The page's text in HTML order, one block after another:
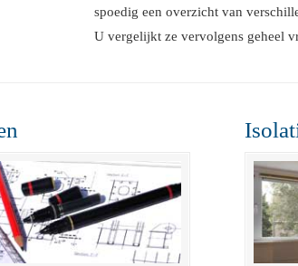
spoedig een overzicht van
U vergelijkt ze vervolgens geheel